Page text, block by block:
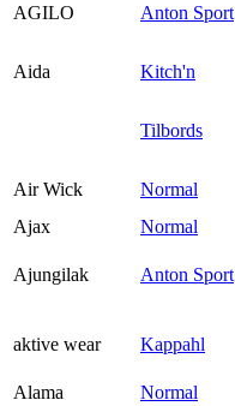
AGILO Anton Sport
Aida
Kitch'n
Tilbords
Air Wick
Normal
Ajax
Normal
Ajungilak Anton Sport
aktive wear Kappahl
Alama
Normal